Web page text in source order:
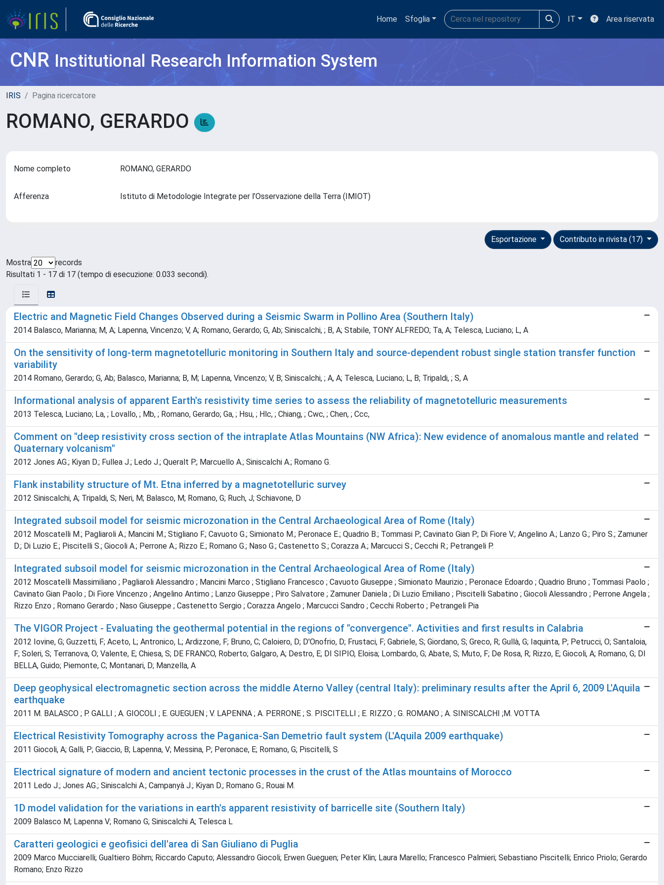
Home Sfoglia IT Area riservata
CNRInstitutional Research Information System
IRIS Pagina ricercatore
ROMANO, GERARDO
Nome completo ROMANO, GERARDO
Afferenza Istituto di Metodologie Integrate per l’Osservazione della Terra (IMIOT)
Contributo in rivista (17)
Esportazione
Mostra
records
Risultati 1 - 17 di 17 (tempo di esecuzione: 0.033 secondi).
Electric and Magnetic Field Changes Observed during a Seismic Swarm in Pollino Area (Southern Italy)
2014 Balasco, Marianna; M, A; Lapenna, Vincenzo; V, A; Romano, Gerardo; G, Ab; Siniscalchi, ; B, A; Stabile, TONY ALFREDO; Ta, A; Telesca, Luciano; L, A
On the sensitivity of long-term magnetotelluric monitoring in Southern Italy and source-dependent robust single station transfer function
variability
2014 Romano, Gerardo; G, Ab; Balasco, Marianna; B, M; Lapenna, Vincenzo; V, B; Siniscalchi, ; A, A; Telesca, Luciano; L, B; Tripaldi, ; S, A
Informational analysis of apparent Earth's resistivity time series to assess the reliability of magnetotelluric measurements
2013 Telesca, Luciano; La, ; Lovallo, ; Mb, ; Romano, Gerardo; Ga, ; Hsu, ; Hlc, ; Chiang, ; Cwc, ; Chen, ; Ccc,
Comment on "deep resistivity cross section of the intraplate Atlas Mountains (NW Africa): New evidence of anomalous mantle and related
Quaternary volcanism"
2012 Jones AG.; Kiyan D.; Fullea J.; Ledo J.; Queralt P.; Marcuello A.; Siniscalchi A.; Romano G.
Flank instability structure of Mt. Etna inferred by a magnetotelluric survey
2012 Siniscalchi, A; Tripaldi, S; Neri, M; Balasco, M; Romano, G; Ruch, J; Schiavone, D
Integrated subsoil model for seismic microzonation in the Central Archaeological Area of Rome (Italy)
2012 Moscatelli M.; Pagliaroli A.; Mancini M.; Stigliano F.; Cavuoto G.; Simionato M.; Peronace E.; Quadrio B.; Tommasi P.; Cavinato Gian P.; Di Fiore V.; Angelino A.; Lanzo G.; Piro S.; Zamuner
D.; Di Luzio E.; Piscitelli S.; Giocoli A.; Perrone A.; Rizzo E.; Romano G.; Naso G.; Castenetto S.; Corazza A.; Marcucci S.; Cecchi R.; Petrangeli P.
Integrated subsoil model for seismic microzonation in the Central Archaeological Area of Rome (Italy)
2012 Moscatelli Massimiliano ; Pagliaroli Alessandro ; Mancini Marco ; Stigliano Francesco ; Cavuoto Giuseppe ; Simionato Maurizio ; Peronace Edoardo ; Quadrio Bruno ; Tommasi Paolo ;
Cavinato Gian Paolo ; Di Fiore Vincenzo ; Angelino Antimo ; Lanzo Giuseppe ; Piro Salvatore ; Zamuner Daniela ; Di Luzio Emiliano ; Piscitelli Sabatino ; Giocoli Alessandro ; Perrone Angela ;
Rizzo Enzo ; Romano Gerardo ; Naso Giuseppe ; Castenetto Sergio ; Corazza Angelo ; Marcucci Sandro ; Cecchi Roberto ; Petrangeli Pia
The VIGOR Project - Evaluating the geothermal potential in the regions of "convergence". Activities and first results in Calabria
2012 Iovine, G; Guzzetti, F; Aceto, L; Antronico, L; Ardizzone, F; Bruno, C; Caloiero, D; D'Onofrio, D; Frustaci, F; Gabriele, S; Giordano, S; Greco, R; Gullà, G; Iaquinta, P; Petrucci, O; Santaloia,
F; Soleri, S; Terranova, O; Valente, E; Chiesa, S; DE FRANCO, Roberto; Galgaro, A; Destro, E; DI SIPIO, Eloisa; Lombardo, G; Abate, S; Muto, F; De Rosa, R; Rizzo, E; Giocoli, A; Romano, G; DI
BELLA, Guido; Piemonte, C; Montanari, D; Manzella, A
Deep geophysical electromagnetic section across the middle Aterno Valley (central Italy): preliminary results after the April 6, 2009 L'Aquila
earthquake
2011 M. BALASCO ; P. GALLI ; A. GIOCOLI ; E. GUEGUEN ; V. LAPENNA ; A. PERRONE ; S. PISCITELLI ; E. RIZZO ; G. ROMANO ; A. SINISCALCHI ;M. VOTTA
Electrical Resistivity Tomography across the Paganica-San Demetrio fault system (L'Aquila 2009 earthquake)
2011 Giocoli, A; Galli, P; Giaccio, B; Lapenna, V; Messina, P; Peronace, E; Romano, G; Piscitelli, S
Electrical signature of modern and ancient tectonic processes in the crust of the Atlas mountains of Morocco
2011 Ledo J.; Jones AG.; Siniscalchi A.; Campanyà J.; Kiyan D.; Romano G.; Rouai M.
1D model validation for the variations in earth's apparent resistivity of barricelle site (Southern Italy)
2009 Balasco M; Lapenna V; Romano G; Siniscalchi A; Telesca L
Caratteri geologici e geofisici dell'area di San Giuliano di Puglia
2009 Marco Mucciarelli; Gualtiero Böhm; Riccardo Caputo; Alessandro Giocoli; Erwen Gueguen; Peter Klin; Laura Marello; Francesco Palmieri; Sebastiano Piscitelli; Enrico Priolo; Gerardo
Romano; Enzo Rizzo